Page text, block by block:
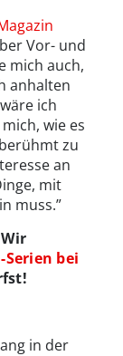
Vor- und
mich auch,
anhalten
ich
wie es
zu
an
mit
muss.”
bei
in der